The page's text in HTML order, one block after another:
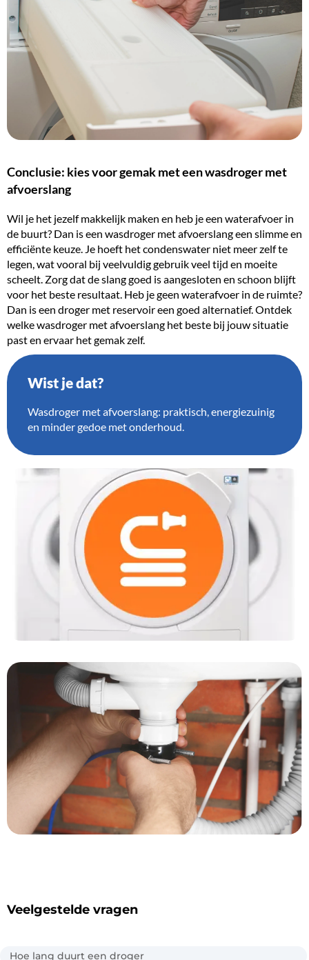
Conclusie: kies voor gemak met een wasdroger met
afvoerslang
Wil je het jezelf makkelijk maken en heb je een waterafvoer in
de buurt? Dan is een wasdroger met afvoerslang een slimme en
efficiënte keuze. Je hoeft het condenswater niet meer zelf te
legen, wat vooral bij veelvuldig gebruik veel tijd en moeite
scheelt. Zorg dat de slang goed is aangesloten en schoon blijft
voor het beste resultaat. Heb je geen waterafvoer in de ruimte?
Dan is een droger met reservoireen goed alternatief. Ontdek
welke wasdroger met afvoerslang het beste bij jouw situatie
past en ervaar het gemak zelf.
Wist je dat?
Wasdroger met afvoerslang: praktisch, energiezuinig
en minder gedoe met onderhoud.
Veelgestelde vragen
Hoe lang duurt een droger